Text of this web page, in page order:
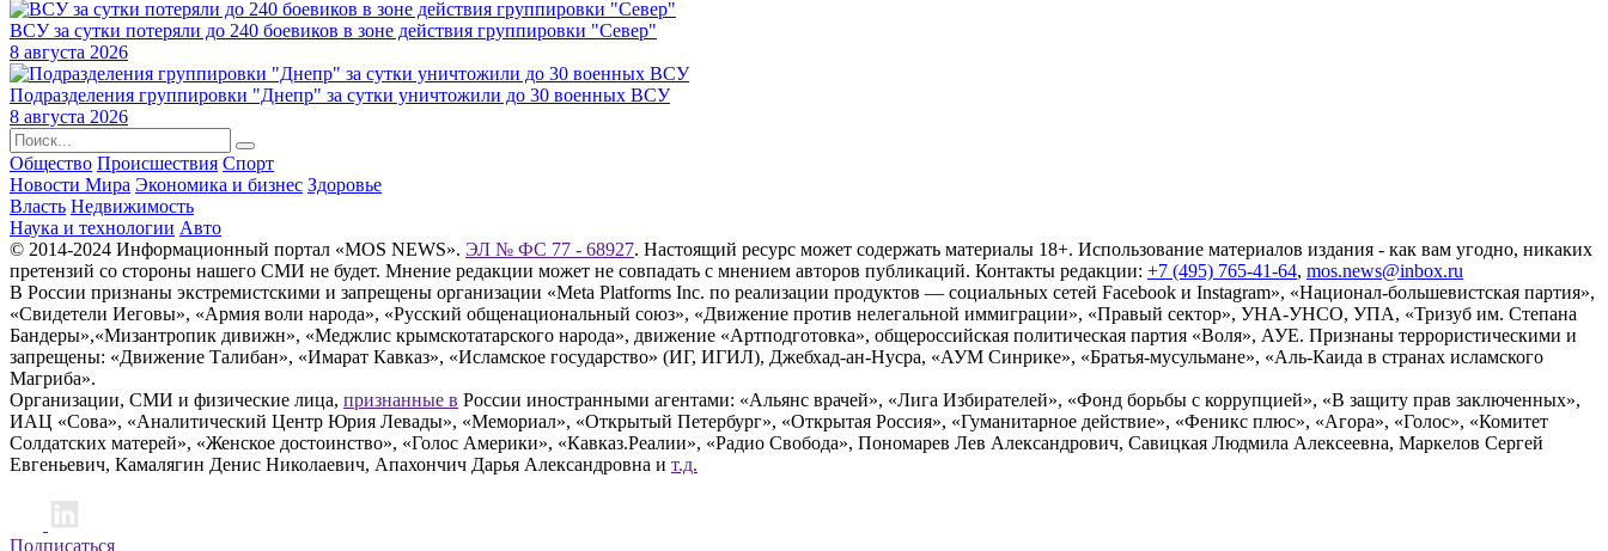
ВСУ за сутки потеряли до 240 боевиков в зоне действия группировки "Север"
8 августа 2026
Подразделения группировки "Днепр" за сутки уничтожили до 30 военных ВСУ
8 августа 2026
Общество Происшествия Спорт
Новости Мира Экономика и бизнес Здоровье
Власть Недвижимость
Наука и технологии Авто
© 2014-2024 Информационный портал «MOS NEWS». ЭЛ № ФС 77 - 68927. Настоящий ресурс может содержать материалы 18+. Использование материалов издания - как вам угодно, никаких
претензий со стороны нашего СМИ не будет. Мнение редакции может не совпадать с мнением авторов публикаций. Контакты редакции: +7 (495) 765-41-64, mos.news@inbox.ru
В России признаны экстремистскими и запрещены организации «Meta Platforms Inc. по реализации продуктов — социальных сетей Facebook и Instagram», «Национал-большевистская партия»,
«Свидетели Иеговы», «Армия воли народа», «Русский общенациональный союз», «Движение против нелегальной иммиграции», «Правый сектор», УНА-УНСО, УПА, «Тризуб им. Степана
Бандеры»,«Мизантропик дивижн», «Меджлис крымскотатарского народа», движение «Артподготовка», общероссийская политическая партия «Воля», АУЕ. Признаны террористическими и
запрещены: «Движение Талибан», «Имарат Кавказ», «Исламское государство» (ИГ, ИГИЛ), Джебхад-ан-Нусра, «АУМ Синрике», «Братья-мусульмане», «Аль-Каида в странах исламского
Магриба».
Организации, СМИ и физические лица, признанные в России иностранными агентами: «Альянс врачей», «Лига Избирателей», «Фонд борьбы с коррупцией», «В защиту прав заключенных»,
ИАЦ «Сова», «Аналитический Центр Юрия Левады», «Мемориал», «Открытый Петербург», «Открытая Россия», «Гуманитарное действие», «Феникс плюс», «Агора», «Голос», «Комитет
Солдатских матерей», «Женское достоинство», «Голос Америки», «Кавказ.Реалии», «Радио Свобода», Пономарев Лев Александрович, Савицкая Людмила Алексеевна, Маркелов Сергей
Евгеньевич, Камалягин Денис Николаевич, Апахончич Дарья Александровна и т.д.
Подписаться